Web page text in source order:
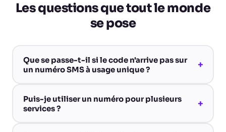
Les questions que tout le monde
se pose
Que se passe-t-il si le code n'arrive pas sur
un numéro SMS à usage unique ?
+
Puis-je utiliser un numéro pour plusieurs
services ?
+